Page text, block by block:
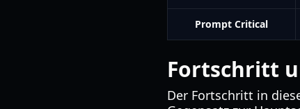
Prompt Critical
Fortschritt
Der Fortschritt in